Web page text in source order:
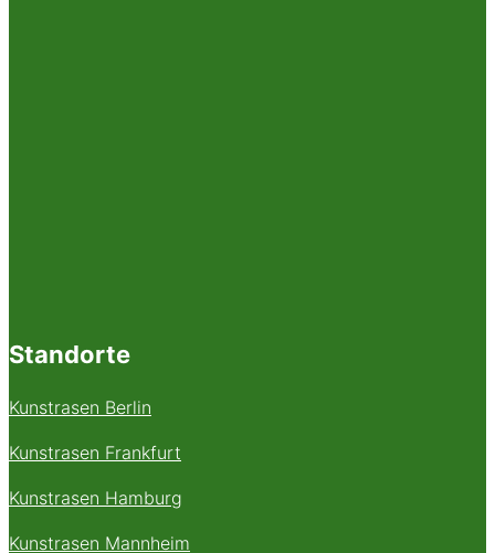
Standorte
Kunstrasen Berlin
Kunstrasen Frankfurt
Kunstrasen Hamburg
Kunstrasen Mannheim